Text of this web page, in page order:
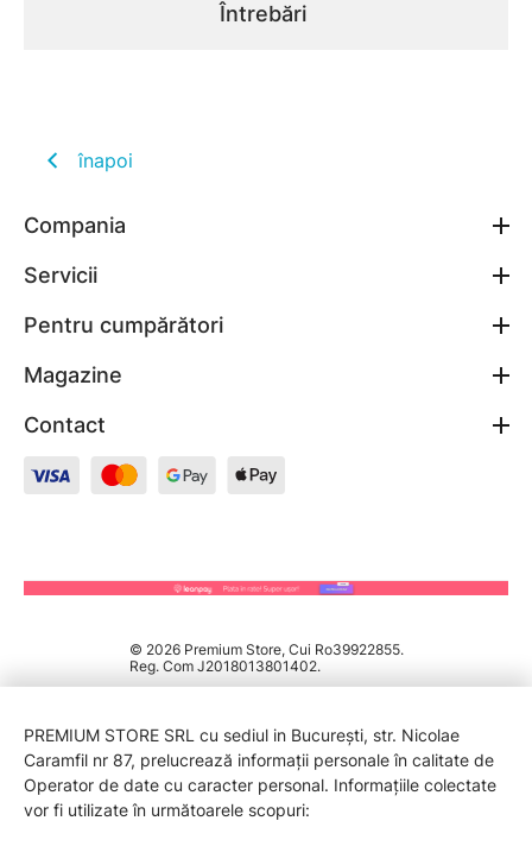
Întrebări
înapoi
Compania
Servicii
Pentru cumpărători
Magazine
Contact
© 2026 Premium Store, Cui Ro39922855.
Reg. Com J2018013801402.
PREMIUM STORE SRL cu sediul in București, str. Nicolae
Caramfil nr 87, prelucrează informații personale în calitate de
Operator de date cu caracter personal. Informațiile colectate
vor fi utilizate în următoarele scopuri: